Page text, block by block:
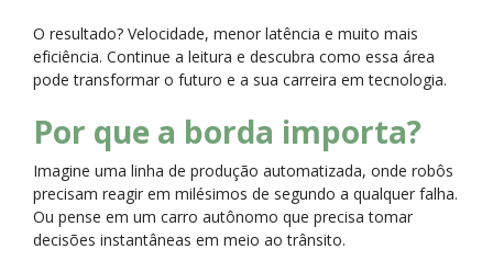
O resultado? Velocidade, menor latência e muito mais
eficiência. Continue a leitura e descubra como essa área
pode transformar o futuro e a sua carreira em tecnologia.
Por que a borda importa?
Imagine uma linha de produção automatizada, onde robôs
precisam reagir em milésimos de segundo a qualquer falha.
Ou pense em um carro autônomo que precisa tomar
decisões instantâneas em meio ao trânsito.